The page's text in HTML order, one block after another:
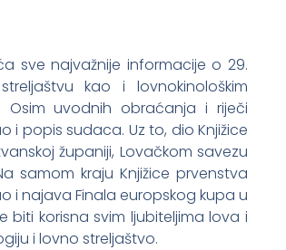
sve najvažnije informacije o 29.
kao i lovnokinološkim
Osim uvodnih obraćanja i riječi
popis sudaca. Uz to, dio Knjižice
županiji, Lovačkom savezu
samom kraju Knjižice prvenstva
i najava Finala europskog kupa u
biti korisna svim ljubiteljima lova i
i lovno streljaštvo.